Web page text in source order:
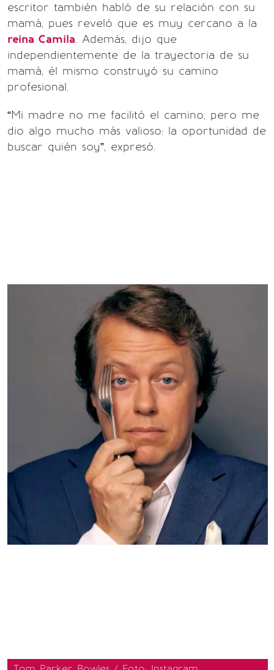
escritor también habló de su relación con su
mamá, pues reveló que es muy cercano a la
reina Camila. Además, dijo que
independientemente de la trayectoria de su
mamá, él mismo construyó su camino
profesional.
“Mi madre no me facilitó el camino, pero me
dio algo mucho más valioso: la oportunidad de
buscar quién soy”, expresó.